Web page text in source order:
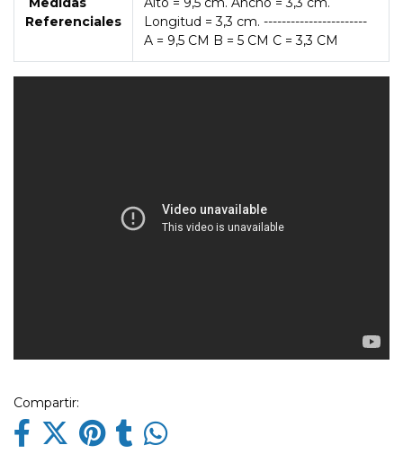
Referenciales
Longitud = 3,3 cm. -----------------------
A = 9,5 CM B = 5 CM C = 3,3 CM
Compartir: